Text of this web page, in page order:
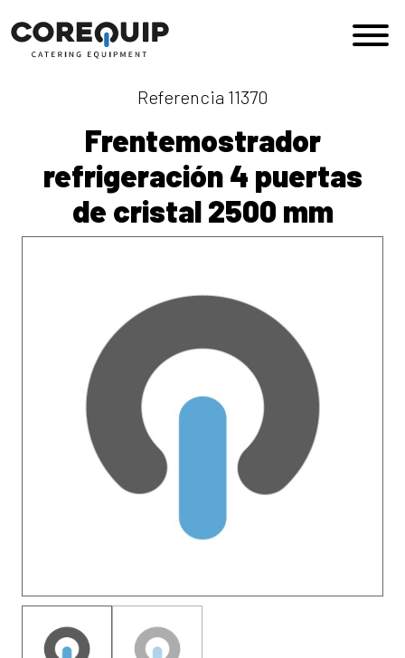
Navegación principal
Referencia 11370
Frentemostrador
refrigeración 4 puertas
de cristal 2500 mm